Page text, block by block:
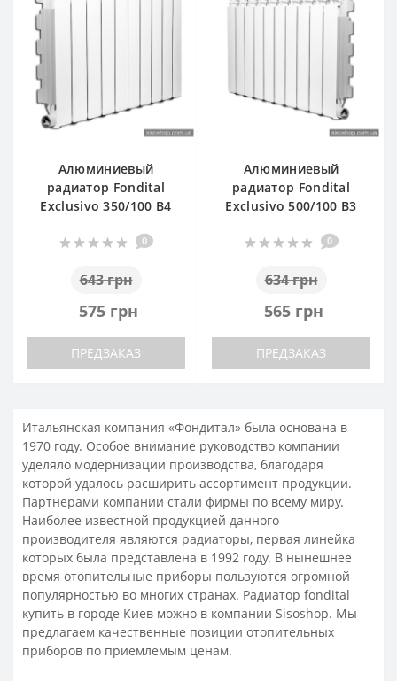
Алюминиевый
радиатор Fondital
Exclusivo 350/100 B4
0
643 грн
575 грн
ПРЕДЗАКАЗ
Алюминиевый
радиатор Fondital
Exclusivo 500/100 B3
0
634 грн
565 грн
ПРЕДЗАКАЗ
Итальянская компания «Фондитал» была основана в
1970 году. Особое внимание руководство компании
уделяло модернизации производства, благодаря
которой удалось расширить ассортимент продукции.
Партнерами компании стали фирмы по всему миру.
Наиболее известной продукцией данного
производителя являются радиаторы, первая линейка
которых была представлена в 1992 году. В нынешнее
время отопительные приборы пользуются огромной
популярностью во многих странах. Радиатор fondital
купить в городе Киев можно в компании Sisoshop. Мы
предлагаем качественные позиции отопительных
приборов по приемлемым ценам.